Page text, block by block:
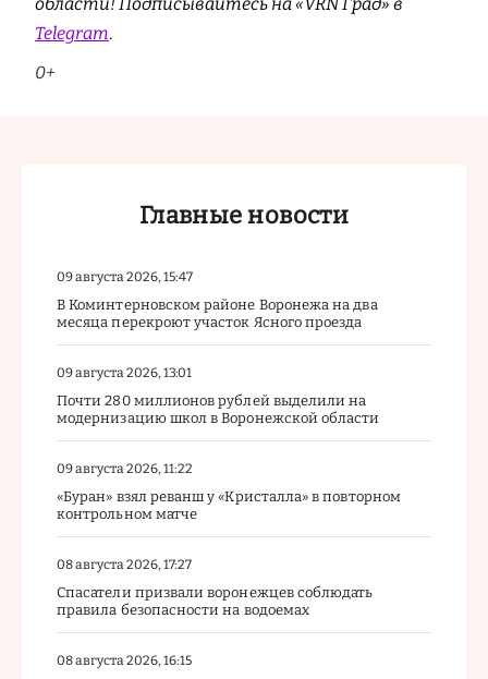
Telegram.
0+
Главные новости
09 августа 2026, 15:47
В Коминтерновском районе Воронежа на два
месяца перекроют участок Ясного проезда
09 августа 2026, 13:01
Почти 280 миллионов рублей выделили на
модернизацию школ в Воронежской области
09 августа 2026, 11:22
«Буран» взял реванш у «Кристалла» в повторном
контрольном матче
08 августа 2026, 17:27
Спасатели призвали воронежцев соблюдать
правила безопасности на водоемах
08 августа 2026, 16:15